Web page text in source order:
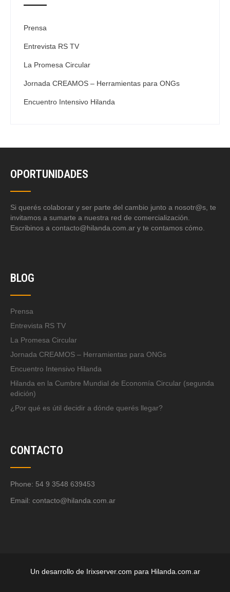
Prensa
Entrevista RS TV
La Promesa Circular
Jornada CREAMOS – Herramientas para ONGs
Encuentro Intensivo Hilanda
OPORTUNIDADES
Si querés colaborar y ser parte del cambio junto a nosotr@s, te
invitamos a sumarte a nuestra red de comercialización.
Escribinos a contacto@hilanda.com.ar y te contamos cómo.
BLOG
Prensa
Entrevista RS TV
La Promesa Circular
Jornada CREAMOS – Herramientas para ONGs
Encuentro Intensivo Hilanda
Hilanda en la Cumbre Mundial de Economía Circular (segunda
edición)
¿Por qué es útil decidir a dónde querés llegar?
CONTACTO
Phone: 54 9 3548 639453
Email: contacto@hilanda.com.ar
Un desarrollo de Irixserver.com para Hilanda.com.ar